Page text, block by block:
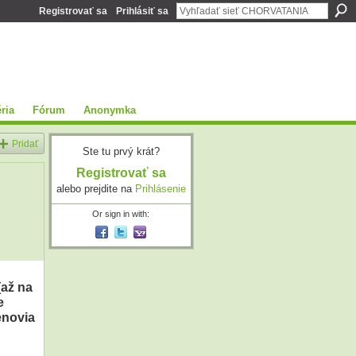
Registrovať sa Prihlásiť sa
Fórum Anonymka
Pridať
na
Ste tu prvý krát?
Registrovať sa
alebo prejdite na Prihlásenie
Or sign in with: